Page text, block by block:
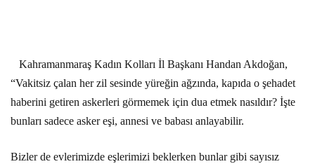
Kahramanmaraş Kadın Kolları İl Başkanı Handan Akdoğan,
“Vakitsiz çalan her zil sesinde yüreğin ağzında, kapıda o şehadet
haberini getiren askerleri görmemek için dua etmek nasıldır? İşte
bunları sadece asker eşi, annesi ve babası anlayabilir.
Bizler de evlerimizde eşlerimizi beklerken bunlar gibi sayısız